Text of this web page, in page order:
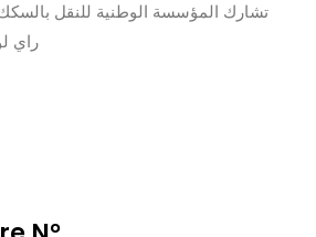
تشارك المؤسسة الوطنية للنقل بالسكك
راي